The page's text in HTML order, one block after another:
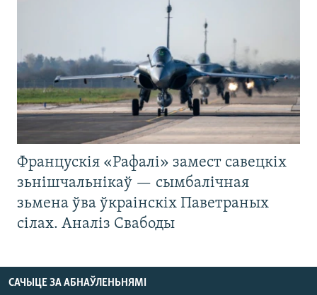
Францускія «Рафалі» замест савецкіх
зьнішчальнікаў — сымбалічная
зьмена ўва ўкраінскіх Паветраных
сілах. Аналіз Свабоды
САЧЫЦЕ ЗА АБНАЎЛЕНЬНЯМІ